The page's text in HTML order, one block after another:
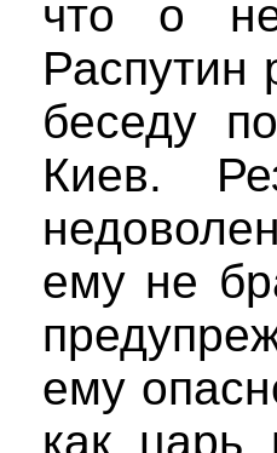
что о
Распутин
беседу
Киев.
ему не
ему
как